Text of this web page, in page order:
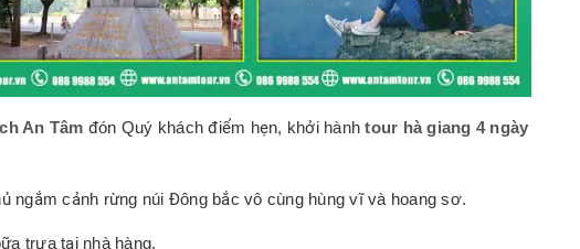
An Tâm đón Quý khách điểm hẹn, khởi hànhtour hà giang 4 ngày
ngắm cảnh rừng núi Đông bắc vô cùng hùng vĩ và hoang sơ.
trưa tại nhà hàng.